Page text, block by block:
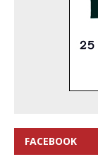
FACEBOOK